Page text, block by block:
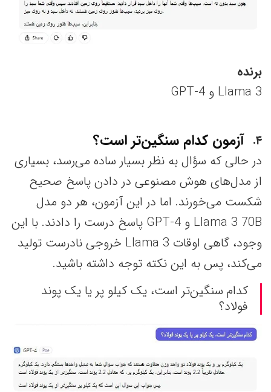
برنده
Llama 3 و GPT-4
۴ آزمون کدام سنگین‌تر است؟
در حالی که سؤال به نظر بسیار ساده می‌رسد، بسیاری
از مدل‌های هوش مصنوعی در دادن پاسخ صحیح
شکست می‌خورند. اما در این آزمون، هر دو مدل
Llama 3 70B و GPT-4 پاسخ درست را دادند. با این
وجود، گاهی اوقات Llama 3 خروجی نادرست تولید
می‌کند، پس به این نکته توجه داشته باشید.
کدام سنگین‌تر است، یک کیلو پر یا یک پوند
فولاد؟